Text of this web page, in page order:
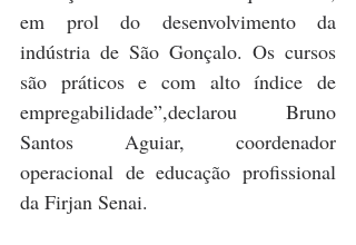
em prol do desenvolvimento da
indústria de São Gonçalo. Os cursos
são práticos e com alto índice de
empregabilidade”,declarou Bruno
Santos Aguiar, coordenador
operacional de educação profissional
da Firjan Senai.